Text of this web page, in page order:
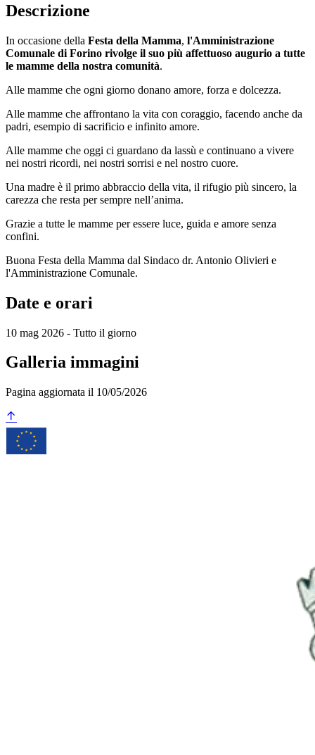
Descrizione
In occasione della Festa della Mamma, l'Amministrazione
Comunale di Forino rivolge il suo più affettuoso augurio a tutte
le mamme della nostra comunità.
Alle mamme che ogni giorno donano amore, forza e dolcezza.
Alle mamme che affrontano la vita con coraggio, facendo anche da
padri, esempio di sacrificio e infinito amore.
Alle mamme che oggi ci guardano da lassù e continuano a vivere
nei nostri ricordi, nei nostri sorrisi e nel nostro cuore.
Una madre è il primo abbraccio della vita, il rifugio più sincero, la
carezza che resta per sempre nell’anima.
Grazie a tutte le mamme per essere luce, guida e amore senza
confini.
Buona Festa della Mamma dal Sindaco dr. Antonio Olivieri e
l'Amministrazione Comunale.
Date e orari
10 mag 2026 - Tutto il giorno
Galleria immagini
Pagina aggiornata il 10/05/2026